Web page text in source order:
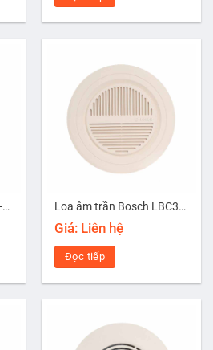
Loa âm trần 6W TOA PC-648R Loa âm trần Bosch LBC3090/01
Giá: Liên hệ
Đọc tiếp